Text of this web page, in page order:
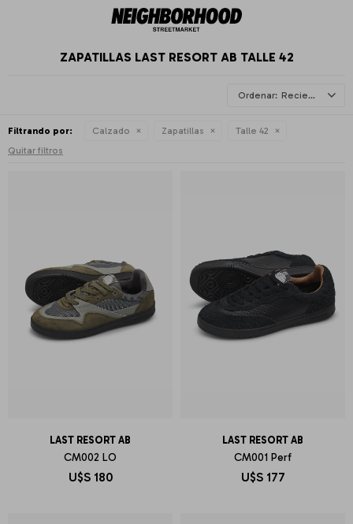
ZAPATILLAS LAST RESORT AB TALLE 42
Recientes
Filtrando por: Calzado Zapatillas
Talle 42
Quitar filtros
LAST RESORT AB
CM002 LO
U$S 180
LAST RESORT AB
CM001 Perf
U$S 177